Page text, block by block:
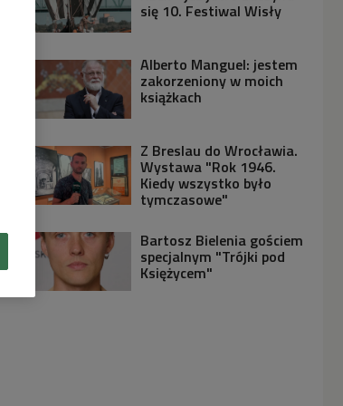
się 10. Festiwal Wisły
Alberto Manguel: jestem
zakorzeniony w moich
książkach
Z Breslau do Wrocławia.
Wystawa "Rok 1946.
Kiedy wszystko było
tymczasowe"
Bartosz Bielenia gościem
specjalnym "Trójki pod
Księżycem"